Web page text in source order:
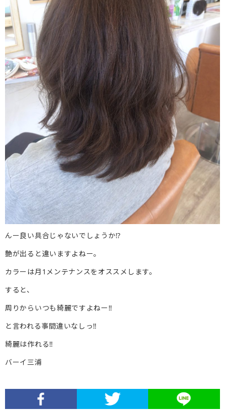
んー良い具合じゃないでしょうか⁉︎
艶が出ると違いますよねー。
カラーは月1メンテナンスをオススメします。
すると、
周りからいつも綺麗ですよねー‼︎
と言われる事間違いなしっ‼︎
綺麗は作れる‼︎
バーイ三浦